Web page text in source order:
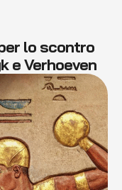
lo scontro
e Verhoeven